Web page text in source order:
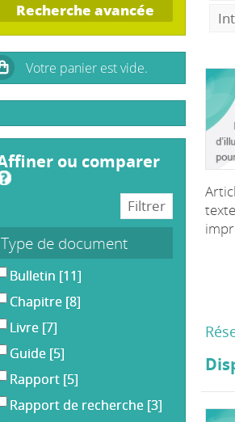
texte
Recherche avancée
affiner ou comparer
Type de document
Bulletin [11]
Chapitre [8]
Livre [7]
Guide [5]
Rapport [5]
Rapport de recherche [3]